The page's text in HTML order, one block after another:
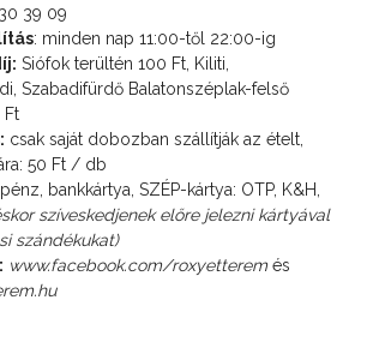
39 09
: minden nap 11:00-től 22:00-ig
Siófok terültén 100 Ft, Kiliti,
Szabadifürdő Balatonszéplak-felső
Ft
csak saját dobozban szállítják az ételt,
50 Ft / db
bankkártya, SZÉP-kártya: OTP, K&H,
szíveskedjenek előre jelezni kártyával
szándékukat)
www.facebook.com/roxyetteremés